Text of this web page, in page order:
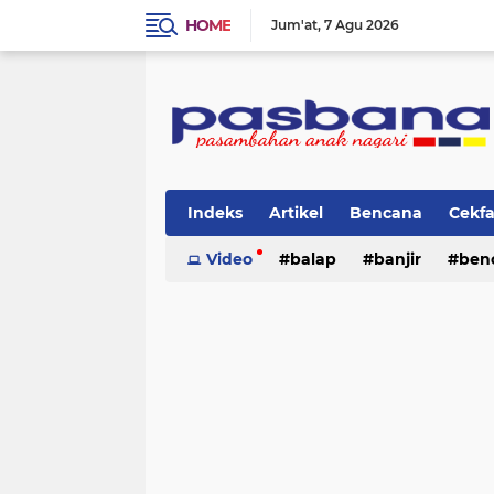
HOME Jum'at 7 Agu 2026
Indeks Artikel Bencana
Musik Olahraga Pariwisata
Video balap banjir